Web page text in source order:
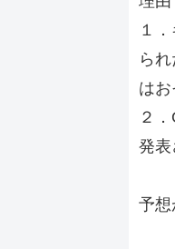
１
ら
はお
２
発表
予想